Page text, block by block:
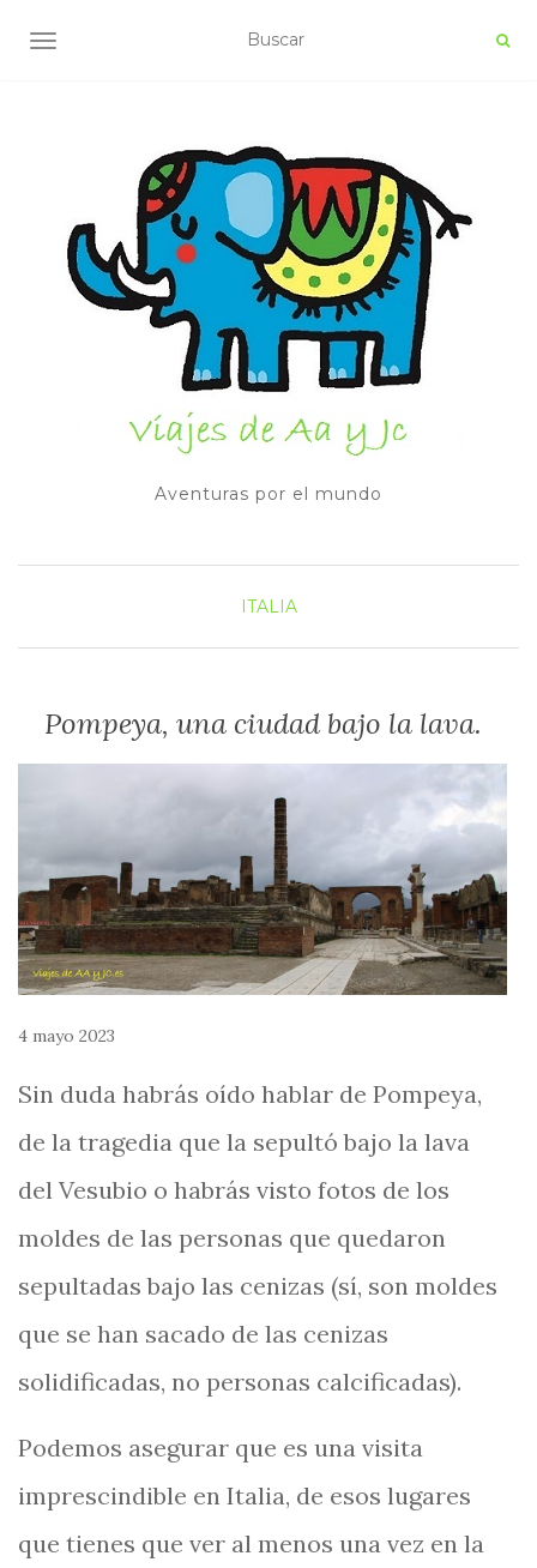
ALTERNAR NAVEGACIÓN
Aventuras por el mundo
ITALIA
Pompeya, una ciudad bajo la lava.
4 mayo 2023
Sin duda habrás oído hablar de Pompeya,
de la tragedia que la sepultó bajo la lava
del Vesubio o habrás visto fotos de los
moldes de las personas que quedaron
sepultadas bajo las cenizas (sí, son moldes
que se han sacado de las cenizas
solidificadas, no personas calcificadas).
Podemos asegurar que es una visita
imprescindible en Italia, de esos lugares
que tienes que ver al menos una vez en la